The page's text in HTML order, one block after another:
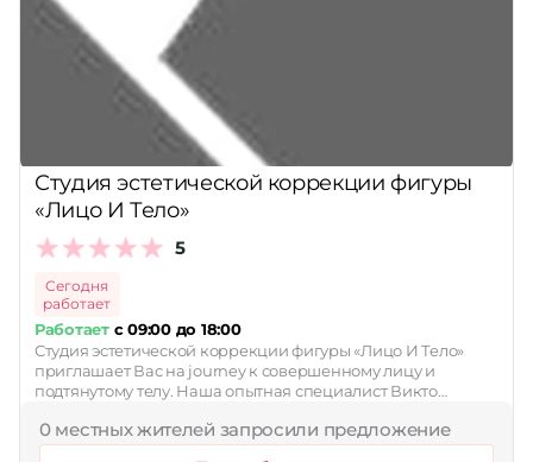
Студия эстетической коррекции фигуры
«Лицо И Тело»
5
Сегодня
работает
Работаетс 09:00 до 18:00
Студия эстетической коррекции фигуры «Лицо И Тело»
приглашает Вас на journey к совершенному лицу и
подтянутому телу. Наша опытная специалист Викто…
0 местных жителей запросили предложение